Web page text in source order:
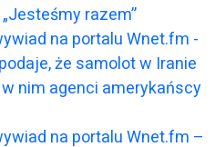
razem”
na portalu Wnet.fm -
że samolot w Iranie
nim agenci amerykańscy
na portalu Wnet.fm –